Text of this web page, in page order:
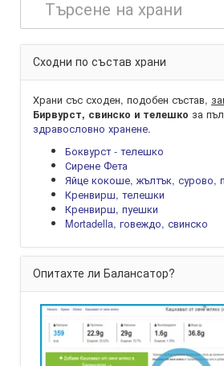
Сходни по състав храни
Храни със сходен, подобен състав,
Бирвурст, свинско и телешко за
здравословно хранене.
Боквурст - телешко
Сирене Фета
Яйце кокоше, жълтък, сурово,
Кренвирш, телешки
Кренвирш, пуешки
Mortadella, говеждо, свинско
Опитахте ли Балансатор?